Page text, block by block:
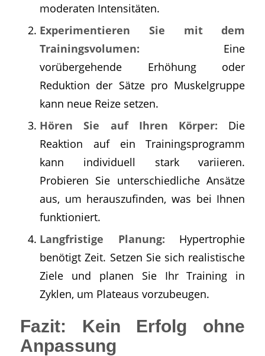
moderaten Intensitäten.
Experimentieren Sie mit dem
Trainingsvolumen: Eine
vorübergehende Erhöhung oder
Reduktion der Sätze pro Muskelgruppe
kann neue Reize setzen.
Hören Sie auf Ihren Körper: Die
Reaktion auf ein Trainingsprogramm
kann individuell stark variieren.
Probieren Sie unterschiedliche Ansätze
aus, um herauszufinden, was bei Ihnen
funktioniert.
Langfristige Planung: Hypertrophie
benötigt Zeit. Setzen Sie sich realistische
Ziele und planen Sie Ihr Training in
Zyklen, um Plateaus vorzubeugen.
Fazit: Kein Erfolg ohne
Anpassung